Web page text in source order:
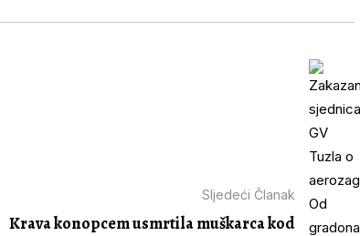
Sljedeći Članak
Krava konopcem usmrtila muškarca kod